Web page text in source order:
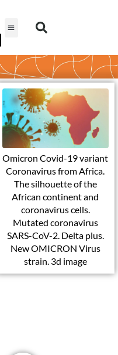
Omicron Covid-19 variant
Coronavirus from Africa.
The silhouette of the
African continent and
coronavirus cells.
Mutated coronavirus
SARS-CoV-2. Delta plus.
New OMICRON Virus
strain. 3d image